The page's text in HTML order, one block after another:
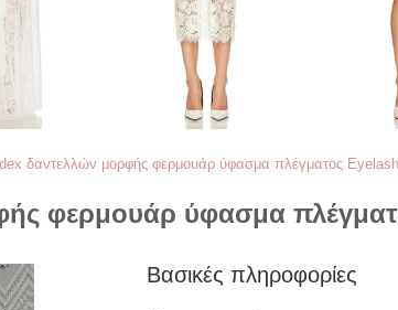
δαντελλών μορφής φερμουάρ ύφασμα πλέγματος
φερμουάρ ύφασμα
Βασικές πληροφορίες